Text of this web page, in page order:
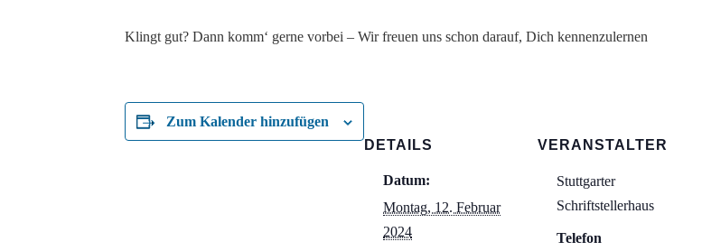
Klingt gut? Dann komm‘ gerne vorbei – Wir freuen uns schon darauf, Dich kennenzulernen
Zum Kalender hinzufügen
DETAILS
Datum:
Montag, 12. Februar
2024
VERANSTALTER
Stuttgarter
Schriftstellerhaus
Telefon